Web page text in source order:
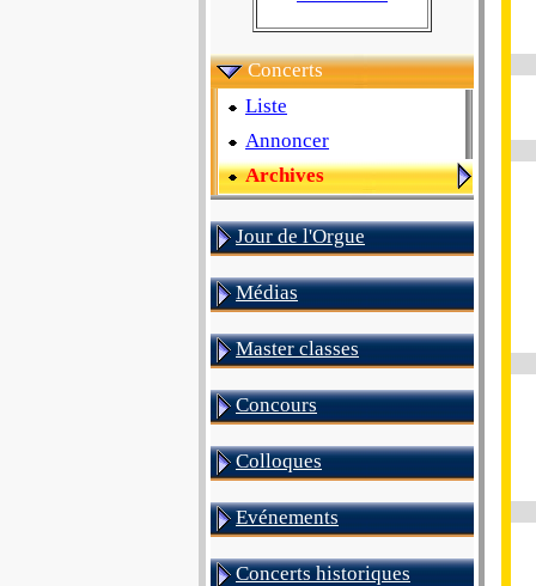
Concerts
Liste
Annoncer
Archives
Jour de l'Orgue
Médias
Master classes
Concours
Colloques
Evénements
Concerts historiques